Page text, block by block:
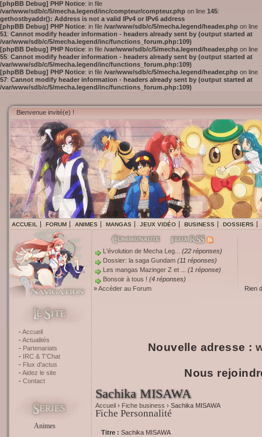
[phpBB Debug] PHP Notice: in file
/var/www/sdb/c/5/mecha.legend/inc/compteur/compteur.php on line 145:
gethostbyaddr(): Address is not a valid IPv4 or IPv6 address
[phpBB Debug] PHP Notice: in file /var/www/sdb/c/5/mecha.legend/header.php on line
51: Cannot modify header information - headers already sent by (output started at
/var/www/sdb/c/5/mecha.legend/inc/functions_forum.php:109)
[phpBB Debug] PHP Notice: in file /var/www/sdb/c/5/mecha.legend/header.php on line
55: Cannot modify header information - headers already sent by (output started at
/var/www/sdb/c/5/mecha.legend/inc/functions_forum.php:109)
[phpBB Debug] PHP Notice: in file /var/www/sdb/c/5/mecha.legend/header.php on line
57: Cannot modify header information - headers already sent by (output started at
/var/www/sdb/c/5/mecha.legend/inc/functions_forum.php:109)
Bienvenue invité(e) !
ACCUEIL FORUM ANIMES MANGAS JEUX VIDÉO BUSINESS DOSSIERS
L'évolution de Mecha Leg...
(22 réponses)
Dossier: la saga Gundam (11 réponses)
Les mangas Mazinger Z et ...
(1 réponse)
Bonsoir à tous ! (4 réponses)
»Accéder au Forum Rien
Accueil
Actualités
Partenariats
IRC & T'Chat
Flux d'actus
Aidez le site
Contact
Animes
Nouvelle adresse :
Nous
Sachika MISAWA
Accueil › Fiche business › Sachika MISAWA
Fiche Personnalité
Titre : Sachika MISAWA